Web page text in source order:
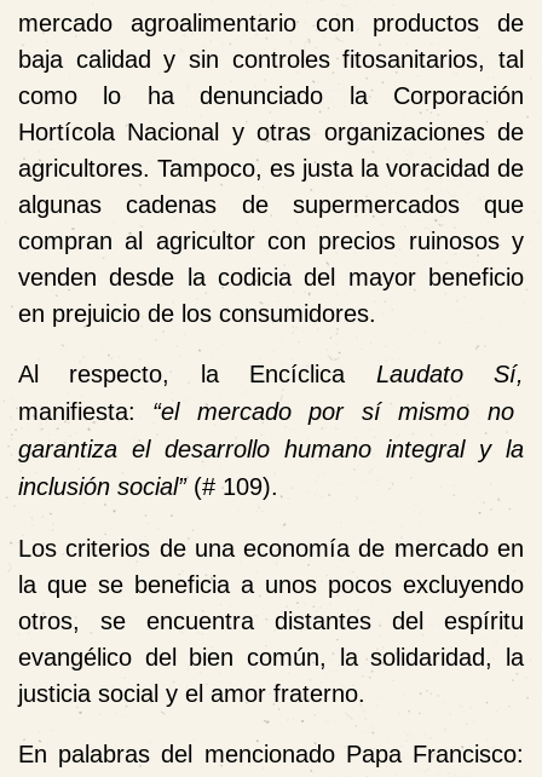
mercado agroalimentario con productos de
baja calidad y sin controles fitosanitarios, tal
como lo ha denunciado la Corporación
Hortícola Nacional y otras organizaciones de
agricultores. Tampoco, es justa la voracidad de
algunas cadenas de supermercados que
compran al agricultor con precios ruinosos y
venden desde la codicia del mayor beneficio
en prejuicio de los consumidores.
Al respecto, la Encíclica Laudato Sí,
manifiesta: “el mercado por sí mismo no
garantiza el desarrollo humano integral y la
inclusión social”(# 109).
Los criterios de una economía de mercado en
la que se beneficia a unos pocos excluyendo
otros, se encuentra distantes del espíritu
evangélico del bien común, la solidaridad, la
justicia social y el amor fraterno.
En palabras del mencionado Papa Francisco: